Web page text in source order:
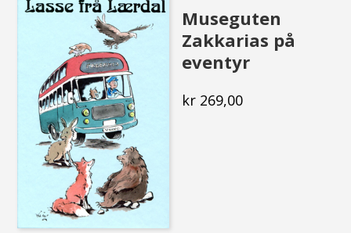
Museguten
Zakkarias på
eventyr
kr 269,00